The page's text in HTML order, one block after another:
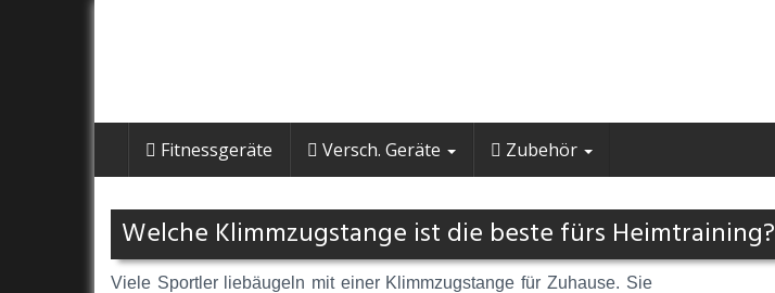
Fitnessgeräte Versch. Geräte Zubehör
Welche Klimmzugstange ist die beste fürs Heimtraining?
Viele Sportler liebäugeln mit einer Klimmzugstange für Zuhause. Sie